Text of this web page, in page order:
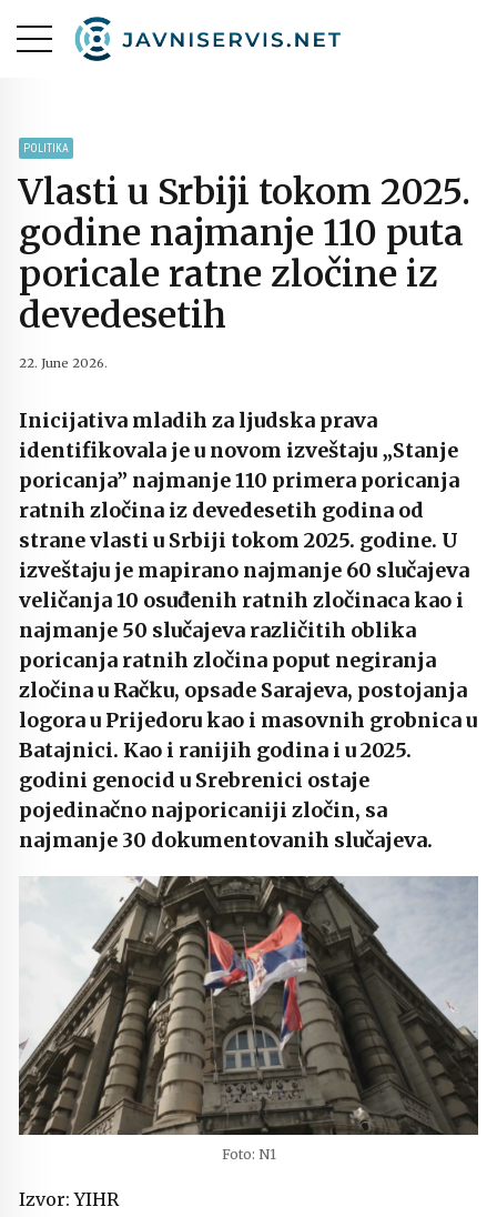
POLITIKA
Vlasti u Srbiji tokom 2025.
godine najmanje 110 puta
poricale ratne zločine iz
devedesetih
22. June 2026.
Inicijativa mladih za ljudska prava
identifikovala je u novom izveštaju „Stanje
poricanja” najmanje 110 primera poricanja
ratnih zločina iz devedesetih godina od
strane vlasti u Srbiji tokom 2025. godine. U
izveštaju je mapirano najmanje 60 slučajeva
veličanja 10 osuđenih ratnih zločinaca kao i
najmanje 50 slučajeva različitih oblika
poricanja ratnih zločina poput negiranja
zločina u Račku, opsade Sarajeva, postojanja
logora u Prijedoru kao i masovnih grobnica u
Batajnici. Kao i ranijih godina i u 2025.
godini genocid u Srebrenici ostaje
pojedinačno najporicaniji zločin, sa
najmanje 30 dokumentovanih slučajeva.
Foto: N1
Izvor: YIHR